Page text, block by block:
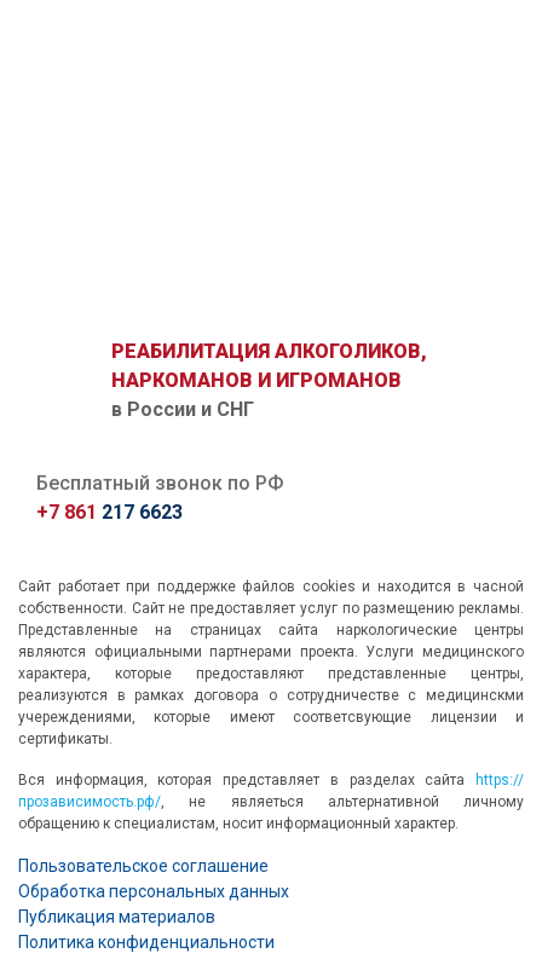
РЕАБИЛИТАЦИЯ АЛКОГОЛИКОВ,
НАРКОМАНОВ И ИГРОМАНОВ
в России и СНГ
Бесплатный звонок по РФ
+7 861 217 6623
Сайт работает при поддержке файлов cookies и находится в часной
собственности. Сайт не предоставляет услуг по размещению рекламы.
Представленные на страницах сайта наркологические центры
являются официальными партнерами проекта. Услуги медицинского
характера, которые предоставляют представленные центры,
реализуются в рамках договора о сотрудничестве с медицинскми
учереждениями, которые имеют соответсвующие лицензии и
сертификаты.
Вся информация, которая представляет в разделах сайта
https://
прозависимость.рф/ , не являеться альтернативной личному
обращению к специалистам, носит информационный характер.
Пользовательское соглашение
Обработка персональных данных
Публикация материалов
Политика конфиденциальности